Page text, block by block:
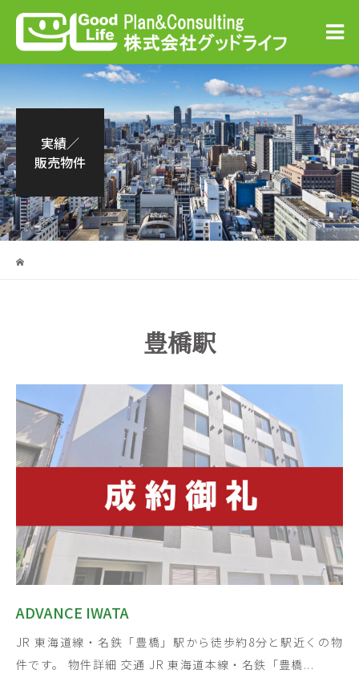
実績／
販売物件
豊橋駅
ADVANCE IWATA
JR 東海道線・名鉄「豊橋」駅から徒歩約8分と駅近くの物
件です。 物件詳細 交通 JR 東海道本線・名鉄「豊橋...